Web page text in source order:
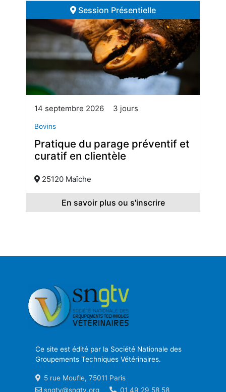
Session Présentielle
14 septembre 2026 3 jours
Bovins
Pratique du parage préventif et
curatif en clientèle
25120 Maîche
En savoir plus ou s'inscrire
Ce site est édité par la Société Nationale des
Groupements Techniques Vétérinaires.
5 rue Moufle, 75011 Paris
sngtv@sngtv.org
01 49 29 58 58